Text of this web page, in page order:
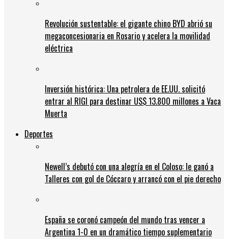
Revolución sustentable: el gigante chino BYD abrió su
megaconcesionaria en Rosario y acelera la movilidad
eléctrica
Inversión histórica: Una petrolera de EE.UU. solicitó
entrar al RIGI para destinar US$ 13.800 millones a Vaca
Muerta
Deportes
Newell’s debutó con una alegría en el Coloso: le ganó a
Talleres con gol de Cóccaro y arrancó con el pie derecho
España se coronó campeón del mundo tras vencer a
Argentina 1-0 en un dramático tiempo suplementario